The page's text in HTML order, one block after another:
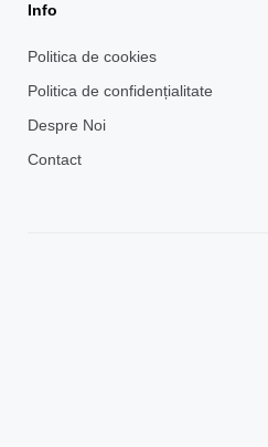
Info
Politica de cookies
Politica de confidențialitate
Despre Noi
Contact